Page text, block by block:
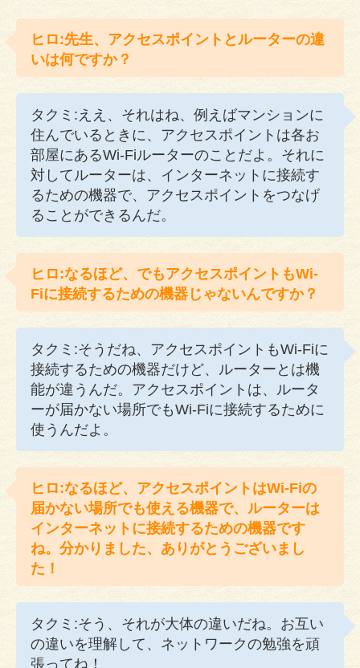
ヒロ:先生、アクセスポイントとルーターの違
いは何ですか？
タクミ:ええ、それはね、例えばマンションに
住んでいるときに、アクセスポイントは各お
部屋にあるWi-Fiルーターのことだよ。それに
対してルーターは、インターネットに接続す
るための機器で、アクセスポイントをつなげ
ることができるんだ。
ヒロ:なるほど、でもアクセスポイントもWi-
Fiに接続するための機器じゃないんですか？
タクミ:そうだね、アクセスポイントもWi-Fiに
接続するための機器だけど、ルーターとは機
能が違うんだ。アクセスポイントは、ルータ
ーが届かない場所でもWi-Fiに接続するために
使うんだよ。
ヒロ:なるほど、アクセスポイントはWi-Fiの
届かない場所でも使える機器で、ルーターは
インターネットに接続するための機器です
ね。分かりました、ありがとうございまし
た！
タクミ:そう、それが大体の違いだね。お互い
の違いを理解して、ネットワークの勉強を頑
張ってね！